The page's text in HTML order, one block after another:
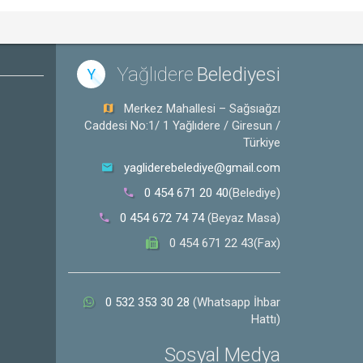
Y Yağlıdere Belediyesi
Merkez Mahallesi – Sağsıağzı
Caddesi No:1/ 1 Yağlıdere / Giresun /
Türkiye
yagliderebelediye@gmail.com
0 454 671 20 40(Belediye)
0 454 672 74 74(Beyaz Masa)
0 454 671 22 43(Fax)
0 532 353 30 28 (Whatsapp İhbar
Hattı)
Sosyal Medya